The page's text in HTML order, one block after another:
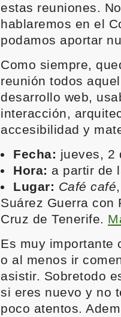
estas reuniones.
hablaremos en el
podamos aportar
Como siempre,
reunión todos
desarrollo web,
interacción,
accesibilidad y
Fecha: jueves, 2
Hora: a partir de
Lugar: Café café
Suárez Guerra con
Cruz de Tenerife.
Es muy importante
o al menos ir
asistir. Sobretodo
si eres nuevo y no
poco atentos.